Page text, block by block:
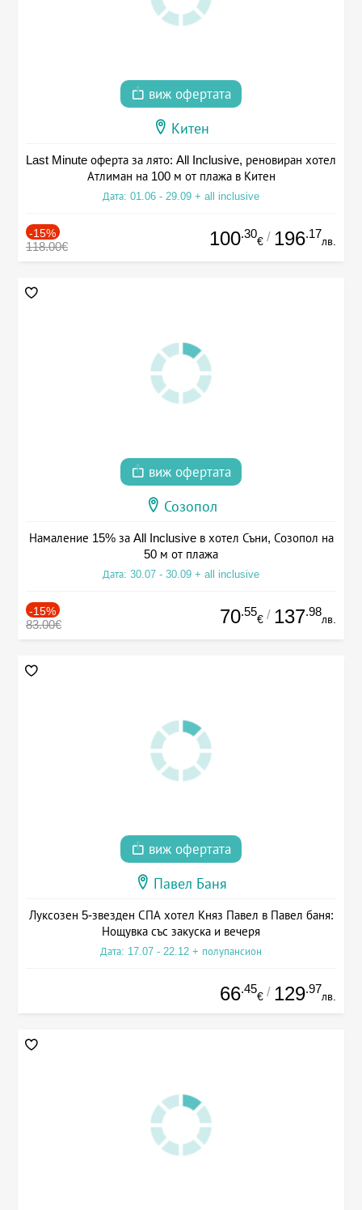
виж офертата
Китен
Last Minute оферта за лято: All Inclusive, реновиран хотел
Атлиман на 100 м от плажа в Китен
Дата: 01.06 - 29.09 + all inclusive
-15%
118.00€ 100.30
€ / 196.17
лв.
виж офертата
Созопол
Намаление 15% за All Inclusive в хотел Съни, Созопол на
50 м от плажа
Дата: 30.07 - 30.09 + all inclusive
-15%
83.00€ 70.55
€ / 137.98
лв.
виж офертата
Павел Баня
Луксозен 5-звезден СПА хотел Княз Павел в Павел баня:
Нощувка със закуска и вечеря
Дата: 17.07 - 22.12 + полупансион
66.45
€ / 129.97
лв.